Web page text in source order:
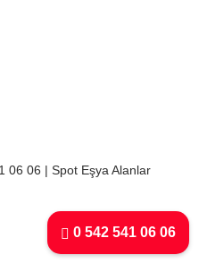
06 06 | Spot Eşya Alanlar
0 542 541 06 06